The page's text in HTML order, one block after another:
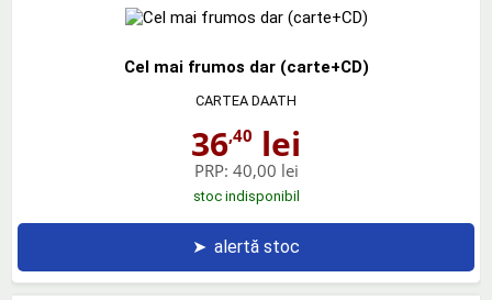
Cel mai frumos dar (carte+CD)
CARTEA DAATH
36,40 lei
PRP: 40,00 lei
stoc indisponibil
➤ alertă stoc